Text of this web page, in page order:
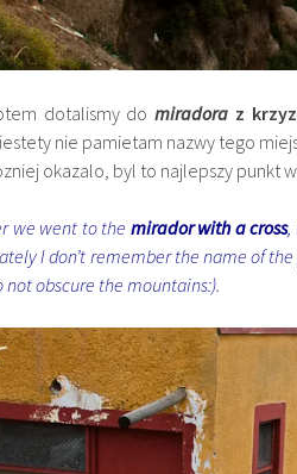
dotalismy domiradora z
nie pamietam nazwy tego
okazalo, byl to najlepszy punkt
we went to the mirador with a cross,
I don’t remember the name of
not obscure the mountains:).